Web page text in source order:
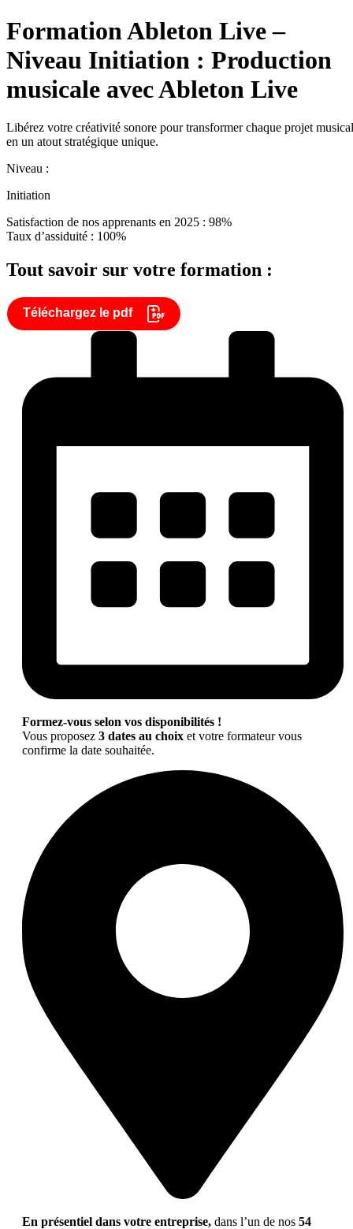
Formation Ableton Live –
Niveau Initiation : Production
musicale avec Ableton Live
Libérez votre créativité sonore pour transformer chaque projet musical
en un atout stratégique unique.
Niveau :
Initiation
Satisfaction de nos apprenants en 2025 : 98%
Taux d’assiduité : 100%
Tout savoir sur votre formation :
Téléchargez le pdf
Formez-vous selon vos disponibilités !
Vous proposez 3 dates au choix et votre formateur vous
confirme la date souhaitée.
En présentiel dans votre entreprise, dans l’un de nos 54